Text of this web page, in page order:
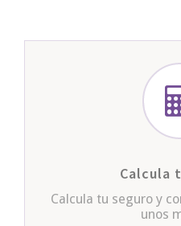
Calcula
Calcula tu seguro y
unos